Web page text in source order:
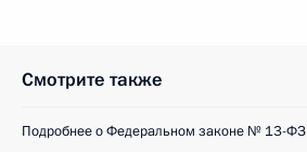
Смотрите также
Подробнее о Федеральном законе № 13-ФЗ